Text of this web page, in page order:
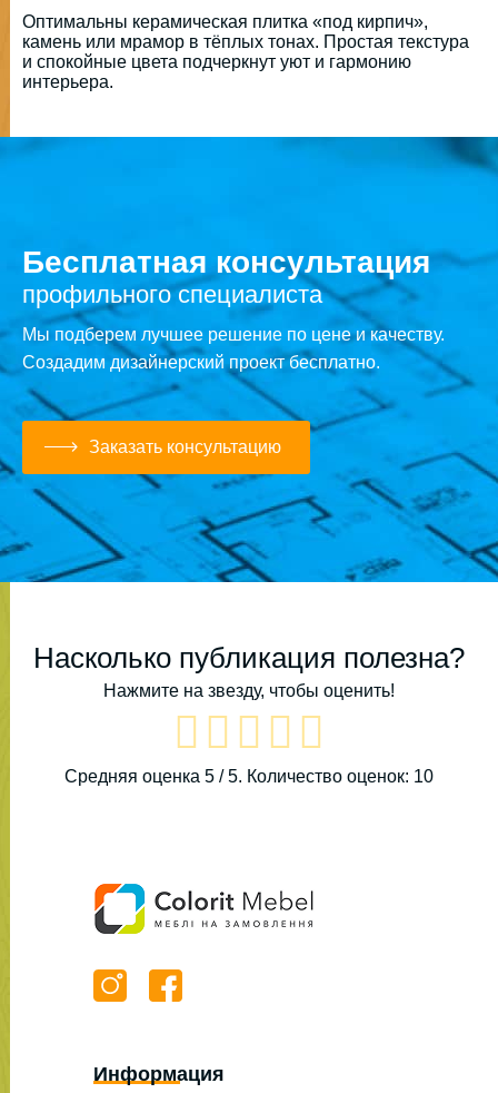
Оптимальны керамическая плитка «под кирпич»,
камень или мрамор в тёплых тонах. Простая текстура
и спокойные цвета подчеркнут уют и гармонию
интерьера.
Бесплатная консультация
профильного специалиста
Мы подберем лучшее решение по цене и качеству.
Создадим дизайнерский проект бесплатно.
Заказать консультацию
Насколько публикация полезна?
Нажмите на звезду, чтобы оценить!
Средняя оценка 5 / 5. Количество оценок: 10
Информация